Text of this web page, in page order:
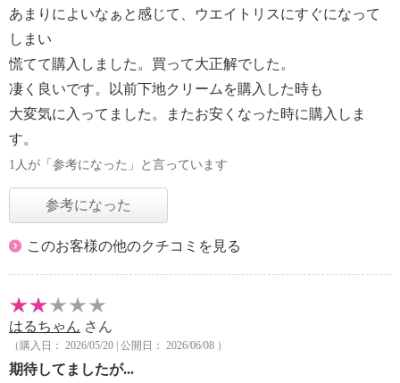
あまりによいなぁと感じて、ウエイトリスにすぐになって
しまい
慌てて購入しました。買って大正解でした。
凄く良いです。以前下地クリームを購入した時も
大変気に入ってました。またお安くなった時に購入しま
す。
1人が「参考になった」と言っています
参考になった
このお客様の他のクチコミを見る
はるちゃん さん
（購入日： 2026/05/20 | 公開日： 2026/06/08 ）
期待してましたが...